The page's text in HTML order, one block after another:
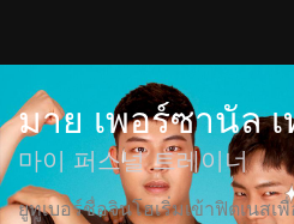
มาย เพอร์ซานัล
마이 퍼스널 트레이너
ยูทูเบอร์ชื่อจินโฮเริ่มเข้าฟิตเนส